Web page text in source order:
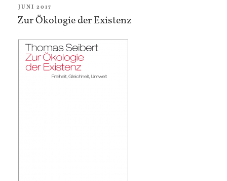
der
Revolution.
(Hg.)
Martin
Birkner
VERÖFFENTLICHT
AM
JUNI 2017
Zur Ökologie der Existenz